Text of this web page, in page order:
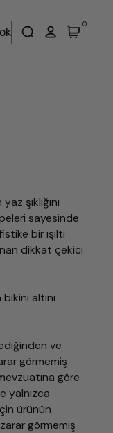
0
şıklığını
sayesinde
bir ışıltı
dikkat çekici
bikini altını
ve
görmemiş
göre
yalnızca
ürünün
zarar görmemiş